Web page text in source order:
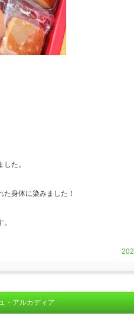
た。
た身体に染みました！
・アルカディア